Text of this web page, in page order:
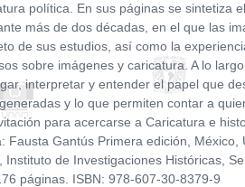
política. En sus páginas se sintetiza
más de dos décadas, en el que las
de sus estudios, así como la
sobre imágenes y caricatura. A lo
interpretar y entender el papel que
y lo que permiten contar a
para acercarse a Caricatura e
Fausta Gantús Primera edición, México,
Instituto de Investigaciones Históricas,
páginas. ISBN: 978-607-30-8379-9